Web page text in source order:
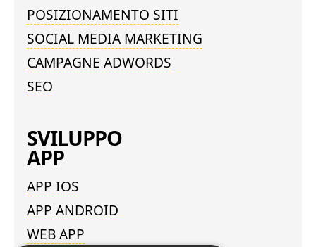
POSIZIONAMENTO SITI
SOCIAL MEDIA MARKETING
CAMPAGNE ADWORDS
SEO
SVILUPPO
APP
APP IOS
APP ANDROID
WEB APP